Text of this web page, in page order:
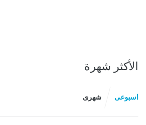
الأكثر شهرة
اسبوعى شهرى